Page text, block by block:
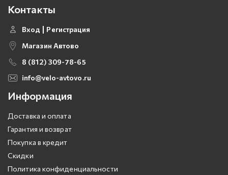
Контакты
Вход
Регистрация
Магазин Автово
8 (812) 309-78-65
info@velo-avtovo.ru
Информация
Доставка и оплата
Гарантия и возврат
Покупка в кредит
Скидки
Политика конфиденциальности